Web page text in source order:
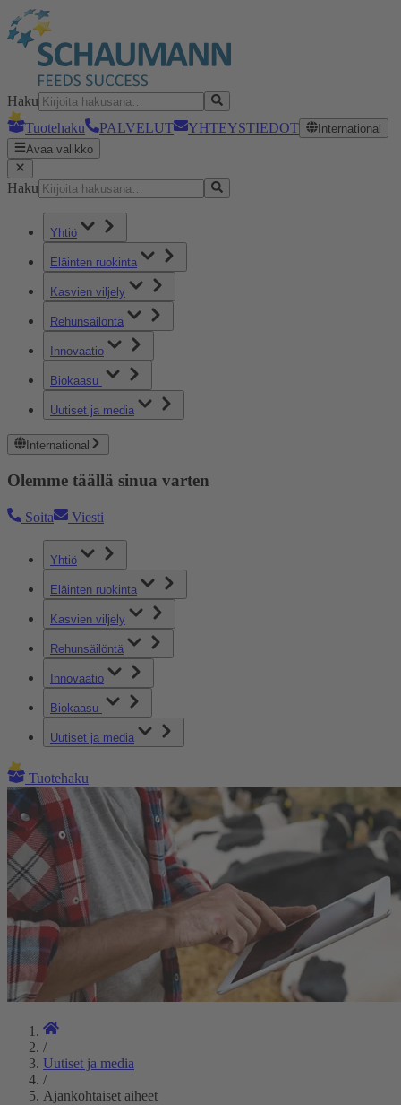
Haku
Tuotehaku
PALVELUT YHTEYSTIEDOT
International
Avaa valikko
Haku
Yhtiö
Eläinten ruokinta
Kasvien viljely
Rehunsäilöntä
Innovaatio
Biokaasu
Uutiset ja media
International
Olemme täällä sinua varten
Soita Viesti
Yhtiö
Eläinten ruokinta
Kasvien viljely
Rehunsäilöntä
Innovaatio
Biokaasu
Uutiset ja media
Tuotehaku
/
Uutiset ja media
/
Ajankohtaiset aiheet